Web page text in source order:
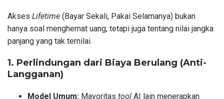
Akses Lifetime (Bayar Sekali, Pakai Selamanya) bukan
hanya soal menghemat uang, tetapi juga tentang nilai jangka
panjang yang tak ternilai.
1. Perlindungan dari Biaya Berulang (Anti-
Langganan)
Model Umum: Mayoritas tool AI lain menerapkan